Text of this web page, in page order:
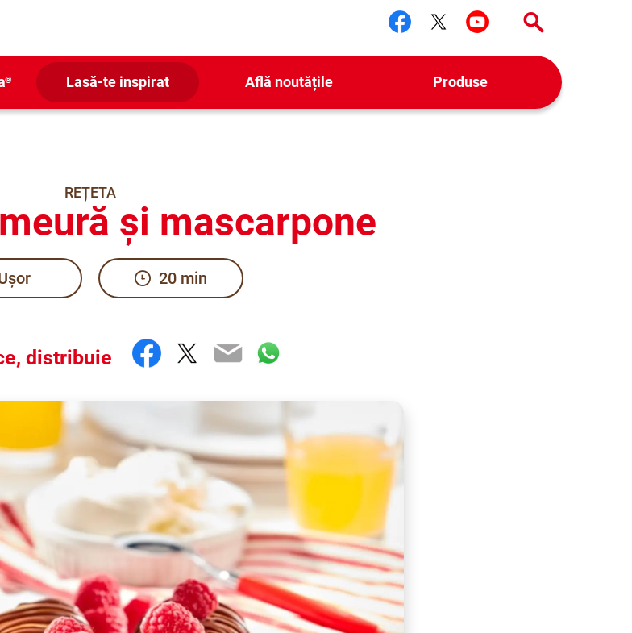
Urmărește-ne facebook
Urmărește-ne twitter
Urmărește-ne
® Lasă-te inspirat Află noutățile Produse
REȚETA
și mascarpone
20 min
distribuie Facebook
Twitter
EmailWhatsApp